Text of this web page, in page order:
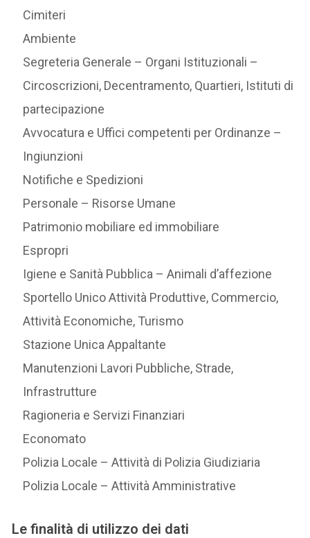
Cimiteri
Ambiente
Segreteria Generale – Organi Istituzionali –
Circoscrizioni, Decentramento, Quartieri, Istituti di
partecipazione
Avvocatura e Uffici competenti per Ordinanze –
Ingiunzioni
Notifiche e Spedizioni
Personale – Risorse Umane
Patrimonio mobiliare ed immobiliare
Espropri
Igiene e Sanità Pubblica – Animali d’affezione
Sportello Unico Attività Produttive, Commercio,
Attività Economiche, Turismo
Stazione Unica Appaltante
Manutenzioni Lavori Pubbliche, Strade,
Infrastrutture
Ragioneria e Servizi Finanziari
Economato
Polizia Locale – Attività di Polizia Giudiziaria
Polizia Locale – Attività Amministrative
Le finalità di utilizzo dei dati